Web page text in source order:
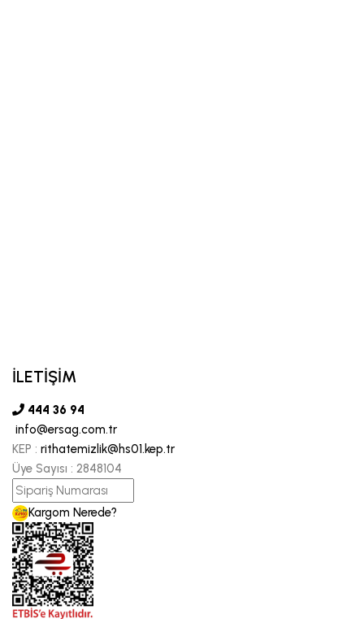
İLETİŞİM
444 36 94
info@ersag.com.tr
KEP : rithatemizlik@hs01.kep.tr
Üye Sayısı : 2848104
Kargom Nerede?